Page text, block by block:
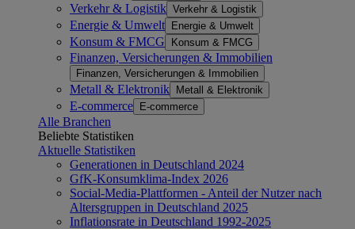
Verkehr & Logistik Verkehr & Logistik
Energie & Umwelt Energie & Umwelt
Konsum & FMCG Konsum & FMCG
Finanzen, Versicherungen & Immobilien
Finanzen, Versicherungen & Immobilien
Metall & Elektronik Metall & Elektronik
E-commerce E-commerce
Alle Branchen
Beliebte Statistiken
Aktuelle Statistiken
Generationen in Deutschland 2024
GfK-Konsumklima-Index 2026
Social-Media-Plattformen - Anteil der Nutzer nach
Altersgruppen in Deutschland 2025
Inflationsrate in Deutschland 1992-2025